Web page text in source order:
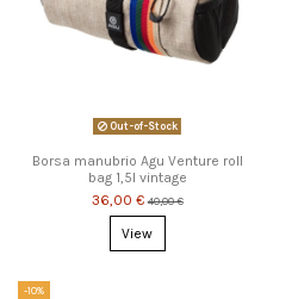
Out-of-Stock
Borsa manubrio Agu Venture roll
bag 1,5l vintage
36,00 € 40,00 €
View
-10%